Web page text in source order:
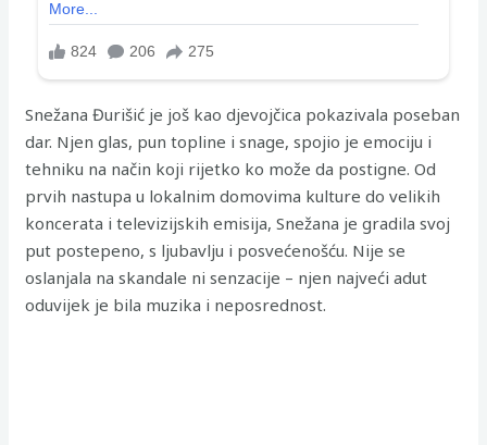
Snežana Đurišić je još kao djevojčica pokazivala poseban
dar. Njen glas, pun topline i snage, spojio je emociju i
tehniku na način koji rijetko ko može da postigne. Od
prvih nastupa u lokalnim domovima kulture do velikih
koncerata i televizijskih emisija, Snežana je gradila svoj
put postepeno, s ljubavlju i posvećenošću. Nije se
oslanjala na skandale ni senzacije – njen najveći adut
oduvijek je bila muzika i neposrednost.